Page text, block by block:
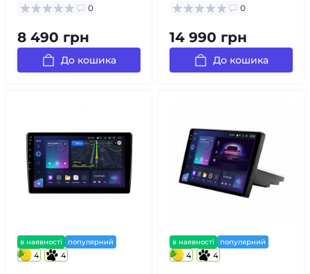
0
8 490 грн
До кошика
0
14 990 грн
До кошика
в наявності популярний
4 4
в наявності популярний
4 4